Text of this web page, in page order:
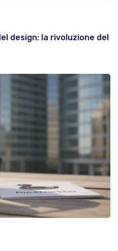
design: la rivoluzione del